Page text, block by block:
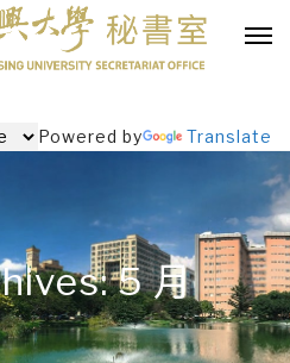
Powered by Translate
5 月